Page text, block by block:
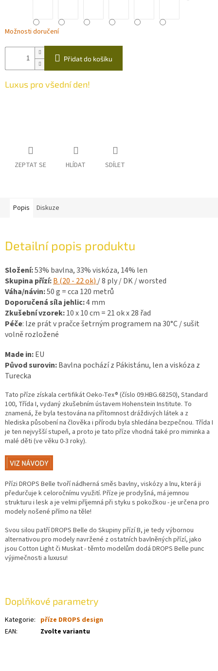
Možnosti doručení
Přidat do košíku
Luxus pro všední den!
ZEPTAT SE HLÍDAT SDÍLET
Popis Diskuze
Detailní popis produktu
Složení:53% bavlna, 33% viskóza, 14% len
Skupina přízí:B (20 - 22 ok) / 8 ply / DK / worsted
Váha/návin:50 g = cca 120 metrů
Doporučená síla jehlic:4 mm
Zkušební vzorek:10 x 10 cm = 21 ok x 28 řad
Péče: lze prát v pračce šetrným programem na 30°C / sušit
volně rozložené
Made in:EU
Původ surovin:Bavlna pochází z Pákistánu, len a viskóza z
Turecka
Tato příze získala certifikát Oeko-Tex® (číslo 09.HBG.68250), Standard
100, Třída I, vydaný zkušebním ústavem Hohenstein Institute. To
znamená, že byla testována na přítomnost dráždivých látek a z
hlediska působení na člověka i přírodu byla shledána bezpečnou. Třída I
je ten nejvyšší stupeň, a proto je tato příze vhodná také pro miminka a
malé děti (ve věku 0-3 roky).
Přízi DROPS Belle tvoří nádherná směs bavlny, viskózy a lnu, která ji
předurčuje k celoročnímu využití. Příze je prodyšná, má jemnou
strukturu i lesk a je velmi příjemná při styku s pokožkou - je určena pro
modely nošené přímo na těle!
Svou silou patří DROPS Belle do Skupiny přízí B, je tedy výbornou
alternativou pro modely navržené z ostatních bavlněných přízí, jako
jsou Cotton Light či Muskat - těmto modelům dodá DROPS Belle punc
výjimečnosti a luxusu!
Doplňkové parametry
Kategorie: příze DROPS design
EAN: Zvolte variantu